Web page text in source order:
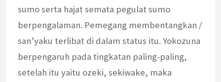
sumo serta hajat semata pegulat sumo
berpengalaman. Pemegang membentangkan /
san’yaku terlibat di dalam status itu. Yokozuna
berpengaruh pada tingkatan paling-paling,
setelah itu yaitu ozeki, sekiwake, maka